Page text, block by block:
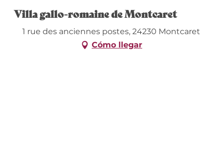
Villa gallo-romaine de Montcaret
1 rue des anciennes postes, 24230 Montcaret
Cómo llegar